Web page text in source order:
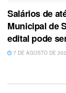
Salários de
Municipal de
edital pode
7 DE AGOSTO DE